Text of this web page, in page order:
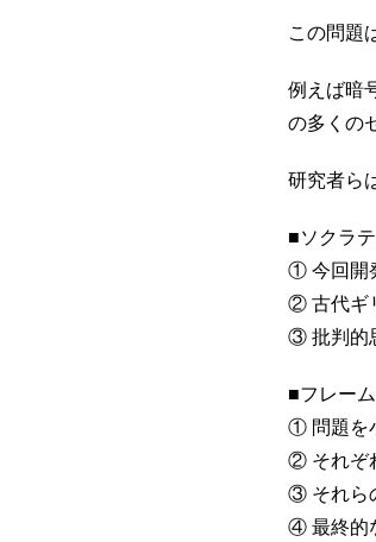
この問題
例えば暗
の多くの
研究者ら
■ソクラ
① 今回開
② 古代ギ
③ 批判的
■フレー
① 問題を
② それぞ
③ それら
④ 最終的